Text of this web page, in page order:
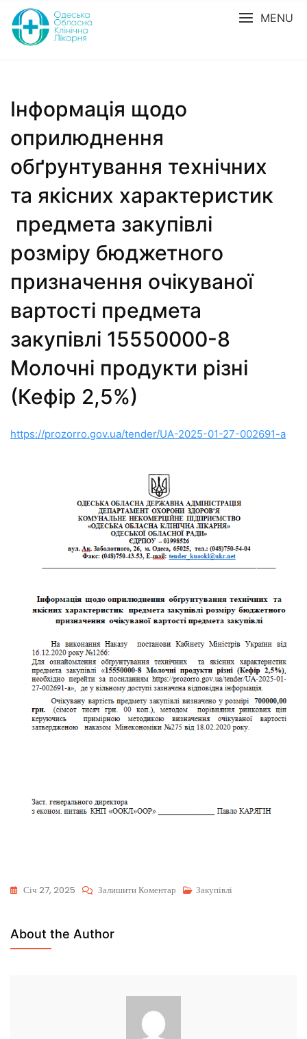
MENU
Інформація щодо
оприлюднення
обґрунтування технічних
та якісних характеристик
предмета закупівлі
розміру бюджетного
призначення очікуваної
вартості предмета
закупівлі 15550000-8
Молочні продукти різні
(Кефір 2,5%)
https://prozorro.gov.ua/tender/UA-2025-01-27-002691-a
Січ 27, 2025 Залишити Коментар Закупівлі
About the Author